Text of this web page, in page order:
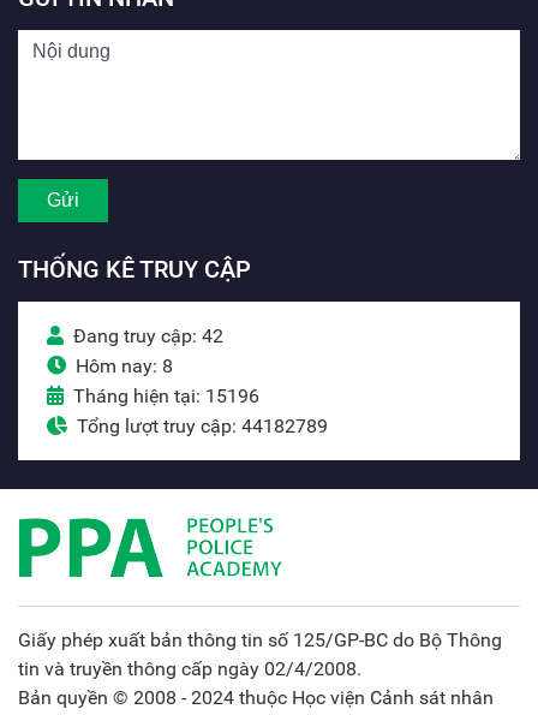
THỐNG KÊ TRUY CẬP
Đang truy cập: 42
Hôm nay: 8
Tháng hiện tại: 15196
Tổng lượt truy cập: 44182789
Giấy phép xuất bản thông tin số 125/GP-BC do Bộ Thông
tin và truyền thông cấp ngày 02/4/2008.
Bản quyền © 2008 - 2024 thuộc Học viện Cảnh sát nhân